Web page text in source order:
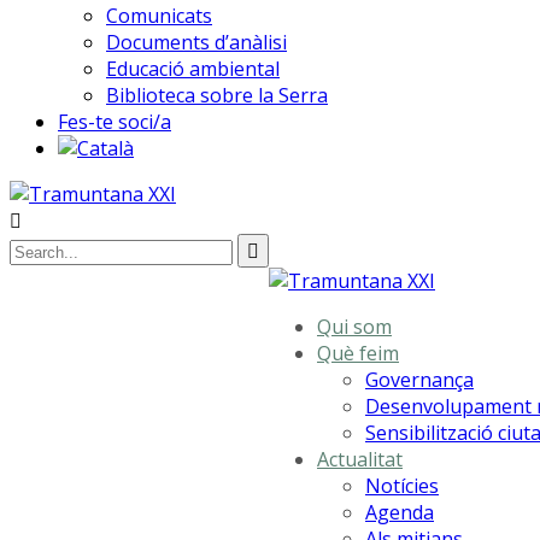
Comunicats
Documents d’anàlisi
Educació ambiental
Biblioteca sobre la Serra
Fes-te soci/a
Qui som
Què feim
Governança
Desenvolupament
Sensibilització
Actualitat
Notícies
Agenda